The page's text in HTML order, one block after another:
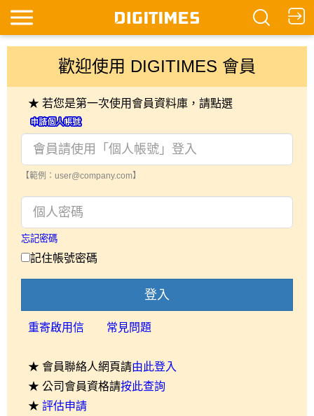
歡迎使用 DIGITIMES 會員
★ 若您是第一次使用會員資料庫，請點選
【範例：user@company.com】
忘記密碼
記住帳號密碼
登入
重寄啟用信 常見問題
★ 會員聯絡人網頁請由此登入
★ 公司會員資格請按此查詢
★ 評估申請